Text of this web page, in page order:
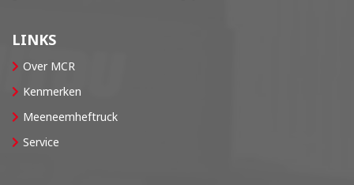
LINKS
Over MCR
Kenmerken
Meeneemheftruck
Service